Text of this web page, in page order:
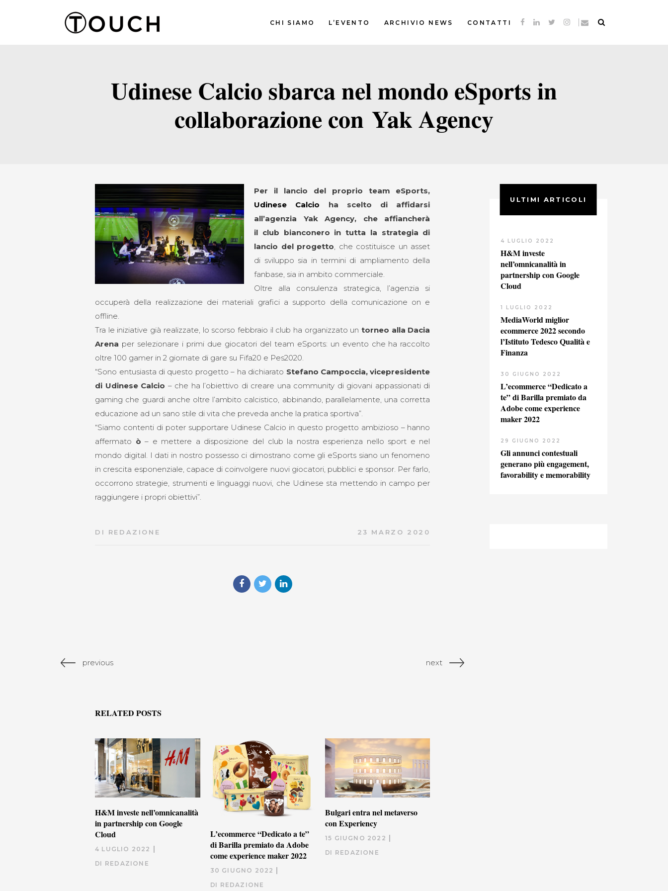
CHI SIAMO L’EVENTO ARCHIVIO NEWS CONTATTI
Udinese Calcio sbarca nel mondo eSports in
collaborazione con Yak Agency
Per il lancio del proprio team eSports,
Udinese Calcio ha scelto di affidarsi
all’agenzia Yak Agency, che affiancherà
il club bianconero in tutta la strategia di
lancio del progetto, che costituisce un asset
di sviluppo sia in termini di ampliamento della
fanbase, sia in ambito commerciale.
Oltre alla consulenza strategica, l’agenzia si
occuperà della realizzazione dei materiali grafici a supporto della comunicazione on e
offline.
Tra le iniziative già realizzate, lo scorso febbraio il club ha organizzato untorneo alla Dacia
Arena per selezionare i primi due giocatori del team eSports: un evento che ha raccolto
oltre 100 gamer in 2 giornate di gare su Fifa20 e Pes2020.
“Sono entusiasta di questo progetto – ha dichiarato Stefano Campoccia, vicepresidente
di Udinese Calcio – che ha l’obiettivo di creare una community di giovani appassionati di
gaming che guardi anche oltre l’ambito calcistico, abbinando, parallelamente, una corretta
educazione ad un sano stile di vita che preveda anche la pratica sportiva”.
“Siamo contenti di poter supportare Udinese Calcio in questo progetto ambizioso – hanno
affermato ò – e mettere a disposizione del club la nostra esperienza nello sport e nel
mondo digital. I dati in nostro possesso ci dimostrano come gli eSports siano un fenomeno
in crescita esponenziale, capace di coinvolgere nuovi giocatori, pubblici e sponsor. Per farlo,
occorrono strategie, strumenti e linguaggi nuovi, che Udinese sta mettendo in campo per
raggiungere i propri obiettivi”.
DI REDAZIONE 23 MARZO 2020
previous next
RELATED POSTS
H&M investe nell’omnicanalità
in partnership con Google
Cloud
4 LUGLIO 2022
DI REDAZIONE
L’ecommerce “Dedicato a te”
di Barilla premiato da Adobe
come experience maker 2022
30 GIUGNO 2022
DI REDAZIONE
Bulgari entra nel metaverso
con Experiency
15 GIUGNO 2022
DI REDAZIONE
ULTIMI ARTICOLI
4 LUGLIO 2022
H&M investe
nell’omnicanalità in
partnership con Google
Cloud
1 LUGLIO 2022
MediaWorld miglior
ecommerce 2022 secondo
l’Istituto Tedesco Qualità e
Finanza
30 GIUGNO 2022
L’ecommerce “Dedicato a
te” di Barilla premiato da
Adobe come experience
maker 2022
29 GIUGNO 2022
Gli annunci contestuali
generano più engagement,
favorability e memorability